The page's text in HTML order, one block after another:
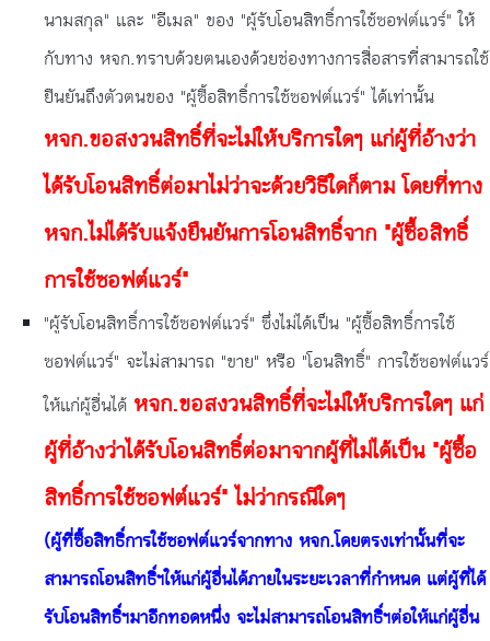
นามสกุล" และ "อีเมล" ของ "ผู้รับโอนสิทธิ์การใช้ซอฟต์แวร์" ให้
กับทาง หจก.ทราบด้วยตนเองด้วยช่องทางการสื่อสารที่สามารถใช้
ยืนยันถึงตัวตนของ "ผู้ซื้อสิทธิ์การใช้ซอฟต์แวร์" ได้เท่านั้น
หจก.ขอสงวนสิทธิ์ที่จะไม่ให้บริการใดๆ แก่ผู้ที่อ้างว่า
ได้รับโอนสิทธิ์ต่อมาไม่ว่าจะด้วยวิธีใดก็ตาม โดยที่ทาง
หจก.ไม่ได้รับแจ้งยืนยันการโอนสิทธิ์จาก "ผู้ซื้อสิทธิ์
การใช้ซอฟต์แวร์"
"ผู้รับโอนสิทธิ์การใช้ซอฟต์แวร์" ซึ่งไม่ได้เป็น "ผู้ซื้อสิทธิ์การใช้
ซอฟต์แวร์" จะไม่สามารถ "ขาย" หรือ "โอนสิทธิ์" การใช้ซอฟต์แวร์
ให้แก่ผู้อื่นได้ หจก.ขอสงวนสิทธิ์ที่จะไม่ให้บริการใดๆ แก่
ผู้ที่อ้างว่าได้รับโอนสิทธิ์ต่อมาจากผู้ที่ไม่ได้เป็น "ผู้ซื้อ
สิทธิ์การใช้ซอฟต์แวร์" ไม่ว่ากรณีใดๆ
(ผู้ที่ซื้อสิทธิ์การใช้ซอฟต์แวร์จากทาง หจก.โดยตรงเท่านั้นที่จะ
สามารถโอนสิทธิ์ฯให้แก่ผู้อื่นได้ภายในระยะเวลาที่กำหนด แต่ผู้ที่ได้
รับโอนสิทธิ์ฯมาอีกทอดหนึ่ง จะไม่สามารถโอนสิทธิ์ฯต่อให้แก่ผู้อื่น